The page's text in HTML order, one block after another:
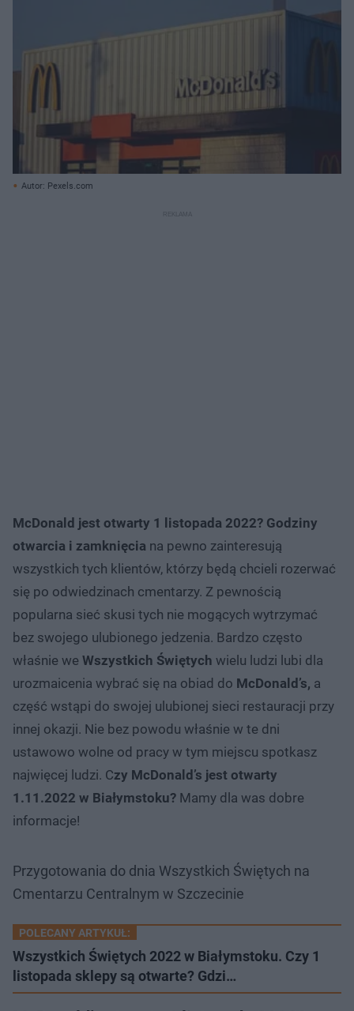
Autor: Pexels.com
McDonald jest otwarty 1 listopada 2022? Godziny
otwarcia i zamknięcia na pewno zainteresują
wszystkich tych klientów, którzy będą chcieli rozerwać
się po odwiedzinach cmentarzy. Z pewnością
popularna sieć skusi tych nie mogących wytrzymać
bez swojego ulubionego jedzenia. Bardzo często
właśnie we Wszystkich Świętych wielu ludzi lubi dla
urozmaicenia wybrać się na obiad do McDonald’s, a
część wstąpi do swojej ulubionej sieci restauracji przy
innej okazji. Nie bez powodu właśnie w te dni
ustawowo wolne od pracy w tym miejscu spotkasz
najwięcej ludzi. Czy McDonald’s jest otwarty
1.11.2022 w Białymstoku? Mamy dla was dobre
informacje!
Przygotowania do dnia Wszystkich Świętych na
Cmentarzu Centralnym w Szczecinie
POLECANY ARTYKUŁ:
Wszystkich Świętych 2022 w Białymstoku. Czy 1
listopada sklepy są otwarte? Gdzi…